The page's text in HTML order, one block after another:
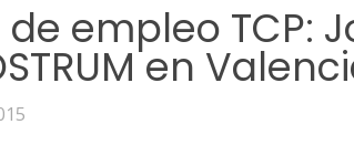
de empleo TCP:
en